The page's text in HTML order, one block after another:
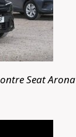
Seat Arona